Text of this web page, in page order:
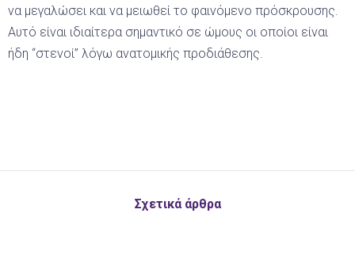
να μεγαλώσει και να μειωθεί το φαινόμενο πρόσκρουσης.
Αυτό είναι ιδιαίτερα σημαντικό σε ώμους οι οποίοι είναι
ήδη “στενοί” λόγω ανατομικής προδιάθεσης.
Σχετικά άρθρα